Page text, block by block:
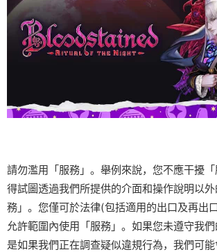
請勿濫用「服務」。舉例來說，您不應干擾
得試圖透過我們所提供的介面和操作說明以
務」。您僅可於法律(包括適用的出口及再出
允許範圍內使用「服務」。如果您未遵守我
是如果我們正在調查疑似違規行為，我們可